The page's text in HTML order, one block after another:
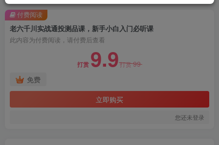
老六千川实战通投测品课，新手小白入门必听课
此内容为付费阅读，请付费后查看
打赏 9.9打赏99
免费
立即购买
您还未登录
付费阅读